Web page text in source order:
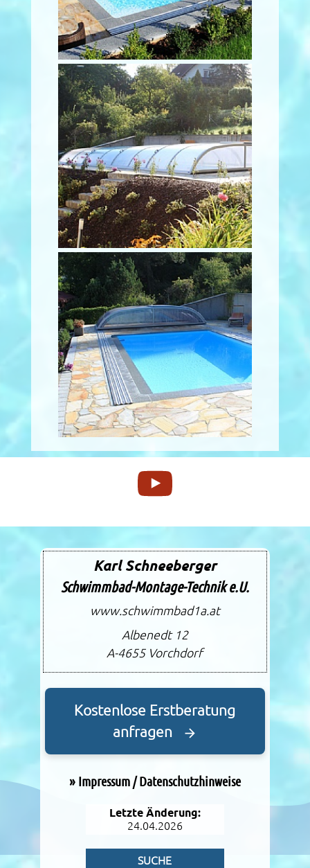
Karl Schneeberger
Schwimmbad-Montage-Technik e.U.
www.schwimmbad1a.at
Albenedt 12
A-4655 Vorchdorf
Kostenlose Erstberatung
anfragen
» Impressum / Datenschutzhinweise
Letzte Änderung:
24.04.2026
SUCHE